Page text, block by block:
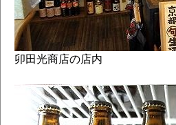
卯田光商店の店内